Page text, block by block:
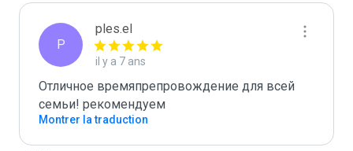
P
ples.el
il y a 7 ans
Отличное времяпрепровождение для всей
семьи! рекомендуем
Montrer la traduction